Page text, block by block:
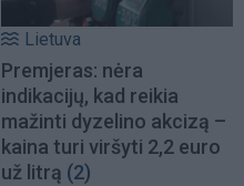
Lietuva
Premjeras: nėra
indikacijų, kad reikia
mažinti dyzelino akcizą –
kaina turi viršyti 2,2 euro
už litrą (2)